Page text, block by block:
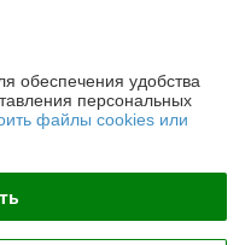
обеспечения удобства
персональных
файлы cookies или